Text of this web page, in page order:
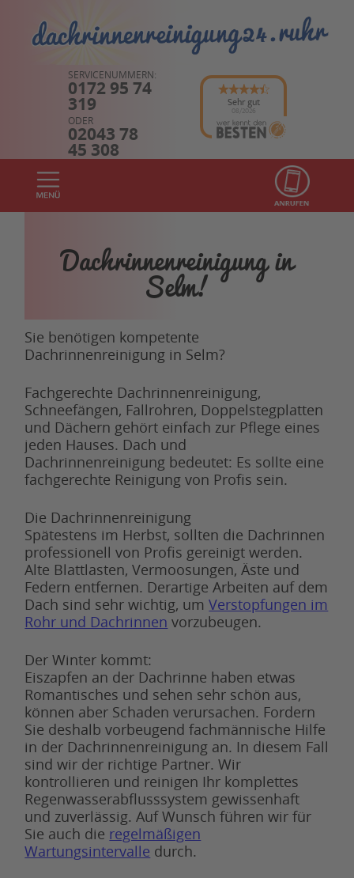
SERVICENUMMERN:
0172 95 74
319
ODER
02043 78
45 308
Sehr gut
08/2026
Dachrinnenreinigung in
Selm!
Sie benötigen kompetente
Dachrinnenreinigung in Selm?
Fachgerechte Dachrinnenreinigung,
Schneefängen, Fallrohren, Doppelstegplatten
und Dächern gehört einfach zur Pflege eines
jeden Hauses. Dach und
Dachrinnenreinigung bedeutet: Es sollte eine
fachgerechte Reinigung von Profis sein.
Die Dachrinnenreinigung
Spätestens im Herbst, sollten die Dachrinnen
professionell von Profis gereinigt werden.
Alte Blattlasten, Vermoosungen, Äste und
Federn entfernen. Derartige Arbeiten auf dem
Dach sind sehr wichtig, umVerstopfungen im
Rohr und Dachrinnen vorzubeugen.
Der Winter kommt:
Eiszapfen an der Dachrinne haben etwas
Romantisches und sehen sehr schön aus,
können aber Schaden verursachen. Fordern
Sie deshalb vorbeugend fachmännische Hilfe
in der Dachrinnenreinigung an. In diesem Fall
sind wir der richtige Partner. Wir
kontrollieren und reinigen Ihr komplettes
Regenwasserabflusssystem gewissenhaft
und zuverlässig. Auf Wunsch führen wir für
Sie auch die regelmäßigen
Wartungsintervalle durch.